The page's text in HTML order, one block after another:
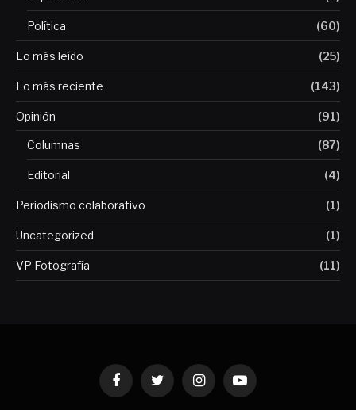
Política (60)
Lo más leído (25)
Lo más reciente (143)
Opinión (91)
Columnas (87)
Editorial (4)
Periodismo colaborativo (1)
Uncategorized (1)
VP Fotografía (11)
FacebookTwitter InstagramYouTube